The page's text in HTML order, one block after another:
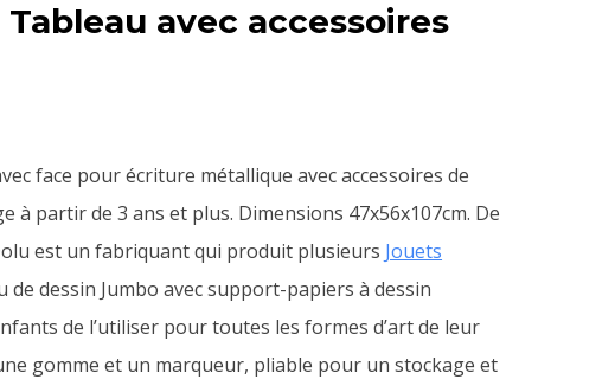
avec accessoires
face pour écriture métallique avec accessoires de
à partir de 3 ans et plus. Dimensions 47x56x107cm. De
est un fabriquant qui produit plusieurs Jouets
de dessin Jumbo avec support-papiers à dessin
de l’utiliser pour toutes les formes d’art de leur
gomme et un marqueur, pliable pour un stockage et